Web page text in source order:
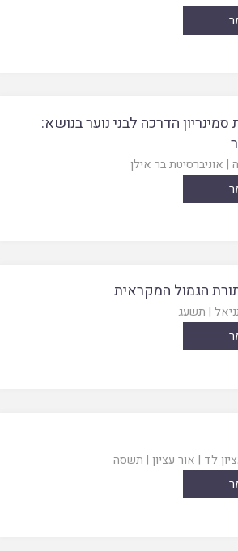
הדרכה לבני נוער בנושא:
| אוניברסיטת בר אילן
הגמול המקראית
| תשעג
לד | אור עציון | תשסה